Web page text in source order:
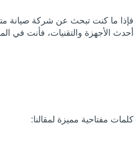
فإذا ما كنت تبحث عن شركة صيانة
أحدث الأجهزة والتقنيات، فأنت في
كلمات مفتاحية مميزة لمقالنا: